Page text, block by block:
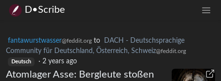
D•Scribe
fantawurstwasser@feddit.org to
DACH - Deutschsprachige
Community für Deutschland, Österreich, Schweiz@feddit.org
Deutsch · 2 years ago
Atomlager Asse: Bergleute stoßen